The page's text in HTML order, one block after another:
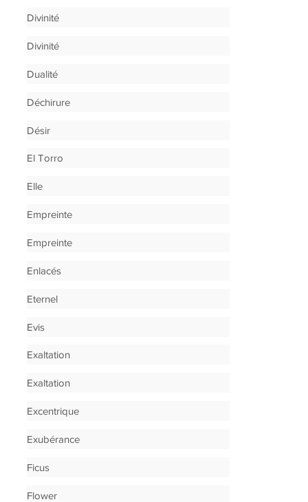
Divinité
Divinité
Dualité
Déchirure
Désir
El Torro
Elle
Empreinte
Empreinte
Enlacés
Eternel
Evis
Exaltation
Exaltation
Excentrique
Exubérance
Ficus
Flower